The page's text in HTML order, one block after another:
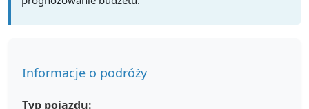
Informacje o podróży
Typ pojazdu: